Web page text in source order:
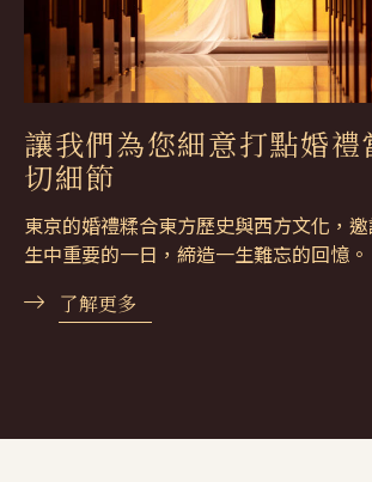
讓我們為您細意打點婚禮
切細節
東京的婚禮糅合東方歷史與西方文化，
生中重要的一日，締造一生難忘的回憶。
了解更多